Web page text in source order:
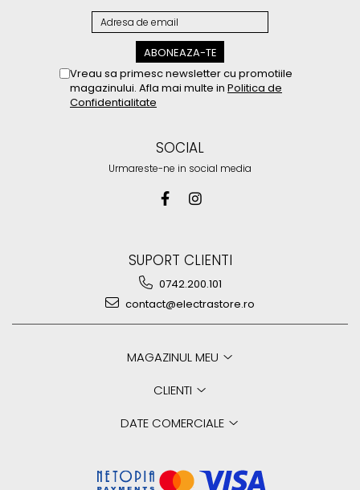
Vreau sa primesc newsletter cu promotiile
magazinului. Afla mai multe in Politica de
Confidentialitate
SOCIAL
Urmareste-ne in social media
SUPORT CLIENTI
0742.200.101
contact@electrastore.ro
MAGAZINUL MEU
CLIENTI
DATE COMERCIALE